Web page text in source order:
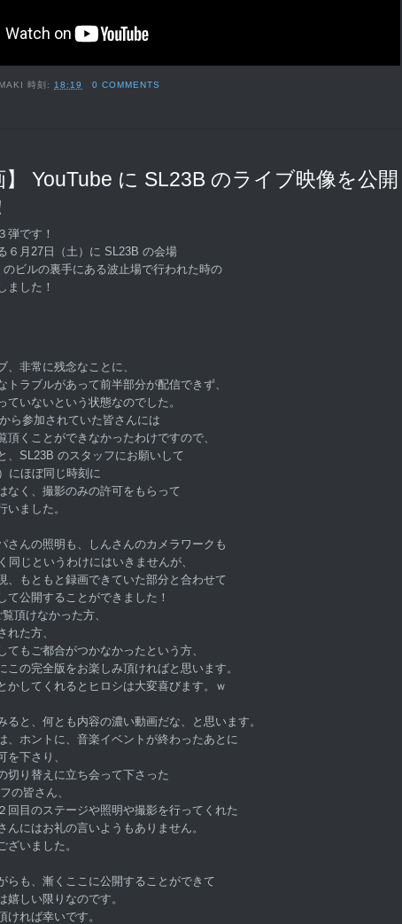
時刻:18:19
0 COMMENTS
】 YouTube に SL23B のライブ映像を公開
弾です！
６月27日（土）に SL23B の会場
ビルの裏手にある波止場で行われた時の
ました！
、非常に残念なことに、
トラブルがあって前半部分が配信できず、
ていないという状態なのでした。
ら参加されていた皆さんには
頂くことができなかったわけですので、
、SL23B のスタッフにお願いして
にほぼ同じ時刻に
なく、撮影のみの許可をもらって
いました。
さんの照明も、しんさんのカメラワークも
同じというわけにはいきませんが、
、もともと録画できていた部分と合わせて
て公開することができました！
頂けなかった方、
れた方、
てもご都合がつかなかったという方、
この完全版をお楽しみ頂ければと思います。
かしてくれるとヒロシは大変喜びます。ｗ
ると、何とも内容の濃い動画だな、と思います。
、ホントに、音楽イベントが終わったあとに
を下さり、
切り替えに立ち会って下さった
の皆さん、
回目のステージや照明や撮影を行ってくれた
んにはお礼の言いようもありません。
ざいました。
らも、漸くここに公開することができて
嬉しい限りなのです。
ければ幸いです。